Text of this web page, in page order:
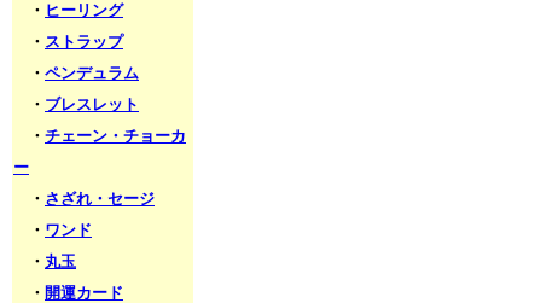
・ ヒーリング
・ ストラップ
・ ペンデュラム
・ ブレスレット
・ チェーン・チョーカ
ー
・ さざれ・セージ
・ ワンド
・ 丸玉
・ 開運カード